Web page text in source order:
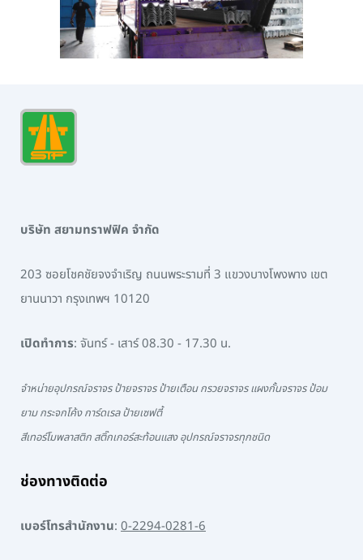
บริษัท สยามทราฟฟิค จำกัด
203 ซอยโชคชัยจงจำเริญ ถนนพระรามที่ 3 แขวงบางโพงพาง เขต
ยานนาวา กรุงเทพฯ 10120
เปิดทำการ: จันทร์ - เสาร์ 08.30 - 17.30 น.
จำหน่ายอุปกรณ์จราจร ป้ายจราจร ป้ายเตือน กรวยจราจร แผงกั้นจราจร ป้อม
ยาม กระจกโค้ง การ์ดเรล ป้ายเซฟตี้
สีเทอร์โมพลาสติก สติ๊กเกอร์สะท้อนแสง อุปกรณ์จราจรทุกชนิด
ช่องทางติดต่อ
เบอร์โทรสำนักงาน: 0-2294-0281-6